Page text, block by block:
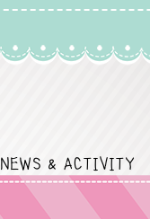
NEWS & ACTIVITY